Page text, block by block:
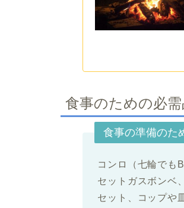
食事のための必
食事の準備のた
コンロ（七輪でも
セットガスボンベ
セット、コップや